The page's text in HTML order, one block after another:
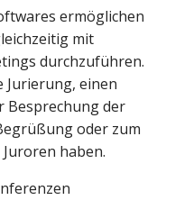
ermöglichen
mit
durchzuführen.
Jurierung, einen
Besprechung der
oder zum
haben.